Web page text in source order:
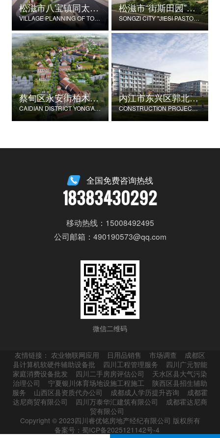
松滋市八宝镇同太湖村村庄规划
VILLAGE PLANNING OF TONGTAIHU VILLAGE, BABAO TOWN, SONGZI CITY
松滋市“街斯田园”美丽乡村示范片建设项目
SONGZI CITY "JIESI PASTORAL" BEAUTIFUL RURAL DEMONSTRATION FILM CONSTRUCTION PROJECT
蔡甸区永安街柏木村郭家庄湾省级美丽乡村试点建设项目
CAIDIAN DISTRICT YONG'AN STREET CYPRESS VILLAGE GUOJIAZHUANG BAY PROVINCIAL BEAUTIFUL VILLAGE PILOT CONSTRUCTION PROJECT
内江市东兴区郭北养老服务中心建设项目
CONSTRUCTION PROJECT OF GUOBEI ELDERLY SERVICE CENTER IN DONGXING DISTRICT, NEIJIANG CITY
全国免费咨询热线
18383430292
移动热线：15008492495
公司邮箱：490190573@qq.com
微信二维码
友情链接： 农业物联网应用 日用品销售 市场调查
成都区
县计算机软硬件辅助设备批
四川工程管理服务
四川广元智能
家庭消费设备批发
四川二手房房评估公司
天水区县大气污染
治理公司
宁夏银川体育场地设施工程施工
陕西区县招生辅助
服务
山西区县资质代办公司 成都成人学历提升咨询
成都霍
达尼商贸有限公司
四川万泰华汇建筑有限公司
成都霍达尼商
贸有限公司
Copyright © 2023四川睿优铭房地产经纪有限公司 版权所有
备案号：蜀ICP备2025121142号-4